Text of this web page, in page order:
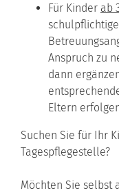
Für Kinder ab
Anspruch zu
dann
Eltern
Suchen Sie für Ihr
Tagespflegestelle?
Möchten Sie selbst